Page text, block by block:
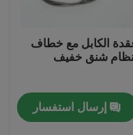
الكابل مع خطاف
شنق خفيف
إرسال استفسار